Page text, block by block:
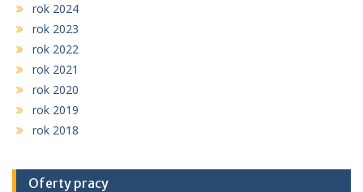
rok 2024
rok 2023
rok 2022
rok 2021
rok 2020
rok 2019
rok 2018
Oferty pracy